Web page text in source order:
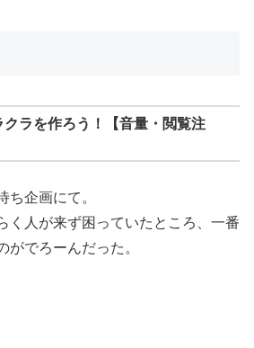
ラを作ろう！【音量・閲覧注
ち企画にて。
く人が来ず困っていたところ、一番
がでろーんだった。